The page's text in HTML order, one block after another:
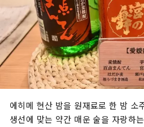
에히메 현산 밤을 원재료로 한 밤
생선에 맞는 약간 매운 술을 자랑하